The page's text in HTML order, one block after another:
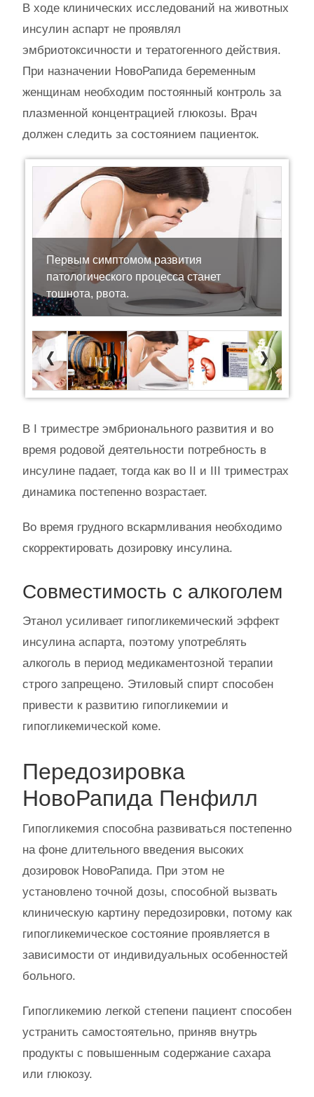
В ходе клинических исследований на животных
инсулин аспарт не проявлял
эмбриотоксичности и тератогенного действия.
При назначении НовоРапида беременным
женщинам необходим постоянный контроль за
плазменной концентрацией глюкозы. Врач
должен следить за состоянием пациенток.
Первым симптомом развития
патологического процесса станет
тошнота, рвота.
Previous Next
В I триместре эмбрионального развития и во
время родовой деятельности потребность в
инсулине падает, тогда как во II и III триместрах
динамика постепенно возрастает.
Во время грудного вскармливания необходимо
скорректировать дозировку инсулина.
Совместимость с алкоголем
Этанол усиливает гипогликемический эффект
инсулина аспарта, поэтому употреблять
алкоголь в период медикаментозной терапии
строго запрещено. Этиловый спирт способен
привести к развитию гипогликемии и
гипогликемической коме.
Передозировка
НовоРапида Пенфилл
Гипогликемия способна развиваться постепенно
на фоне длительного введения высоких
дозировок НовоРапида. При этом не
установлено точной дозы, способной вызвать
клиническую картину передозировки, потому как
гипогликемическое состояние проявляется в
зависимости от индивидуальных особенностей
больного.
Гипогликемию легкой степени пациент способен
устранить самостоятельно, приняв внутрь
продукты с повышенным содержание сахара
или глюкозу.